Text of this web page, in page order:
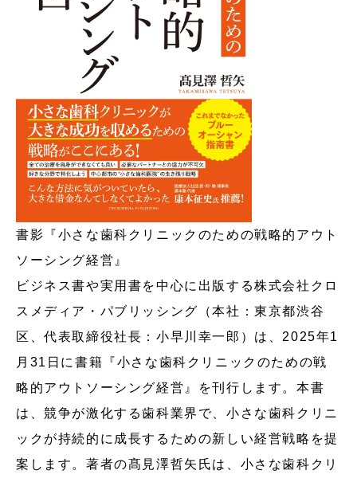
書影『小さな歯科クリニックのための戦略的アウト
ソーシング経営』
ビジネス書や実用書を中心に出版する株式会社クロ
スメディア・パブリッシング（本社：東京都渋谷
区、代表取締役社長：小早川幸一郎）は、2025年1
月31日に書籍『小さな歯科クリニックのための戦
略的アウトソーシング経営』を刊行します。本書
は、競争が激化する歯科業界で、小さな歯科クリニ
ックが持続的に成長するための新しい経営戦略を提
案します。著者の髙見澤哲矢氏は、小さな歯科クリ